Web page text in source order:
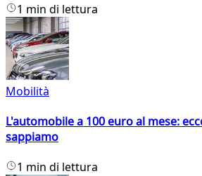
1 min di lettura
Mobilità
L'automobile a 100 euro al mese:
sappiamo
1 min di lettura